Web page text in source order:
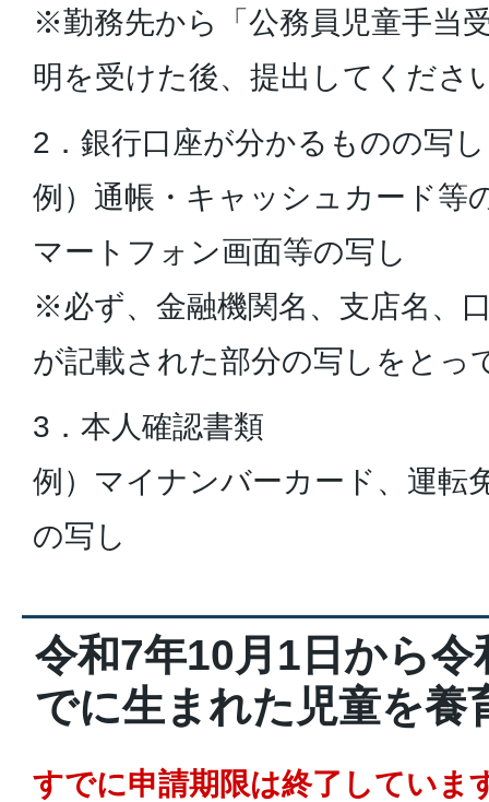
※勤務先から「公務員児童手当
明を受けた後、提出してくださ
2．銀行口座が分かるものの写し
例）通帳・キャッシュカード等
マートフォン画面等の写し
※必ず、金融機関名、支店名、
が記載された部分の写しをとっ
3．本人確認書類
例）マイナンバーカード、運転
の写し
令和7年10月1日から
でに生まれた児童を養
すでに申請期限は終了していま